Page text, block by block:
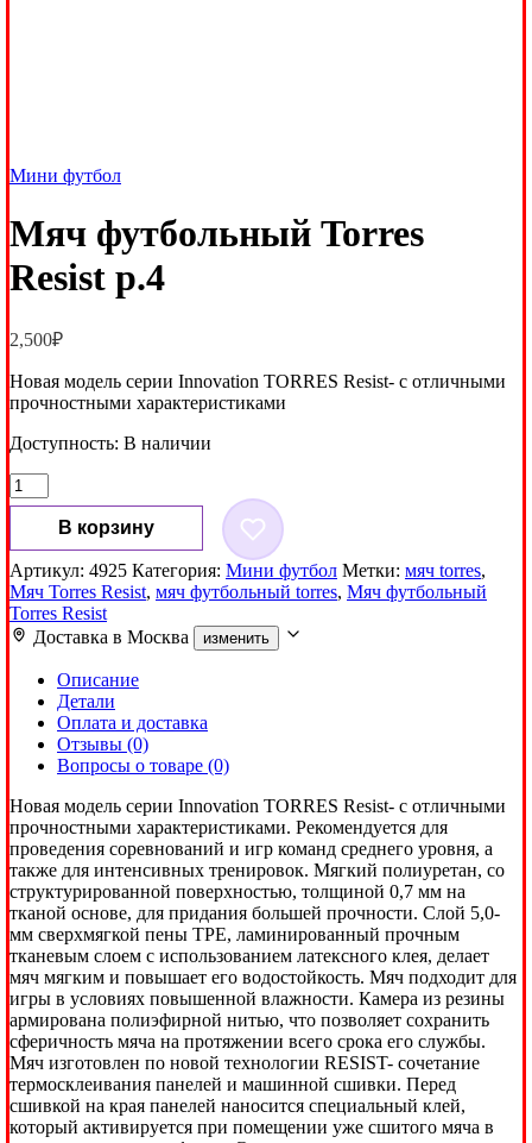
Мини футбол
Мяч футбольный Torres
Resist р.4
2,500₽
Новая модель серии Innovation TORRES Resist- с отличными
прочностными характеристиками
Доступность: В наличии
Количество
товара
футбольный
Torres
Resist
р.4
В корзину
Артикул: 4925 Категория: Мини футбол Метки: мяч torres,
Мяч Torres Resist, мяч футбольный torres, Мяч футбольный
Torres Resist
Доставка в Москва изменить
Описание
Детали
Оплата и доставка
Отзывы (0)
Вопросы о товаре (0)
Новая модель серии Innovation TORRES Resist- с отличными
прочностными характеристиками. Рекомендуется для
проведения соревнований и игр команд среднего уровня, а
также для интенсивных тренировок. Мягкий полиуретан, со
структурированной поверхностью, толщиной 0,7 мм на
тканой основе, для придания большей прочности. Слой 5,0-
мм сверхмягкой пены TPE, ламинированный прочным
тканевым слоем с использованием латексного клея, делает
мяч мягким и повышает его водостойкость. Мяч подходит для
игры в условиях повышенной влажности. Камера из резины
армирована полиэфирной нитью, что позволяет сохранить
сферичность мяча на протяжении всего срока его службы.
Мяч изготовлен по новой технологии RESIST- сочетание
термосклеивания панелей и машинной сшивки. Перед
сшивкой на края панелей наносится специальный клей,
который активируется при помещении уже сшитого мяча в